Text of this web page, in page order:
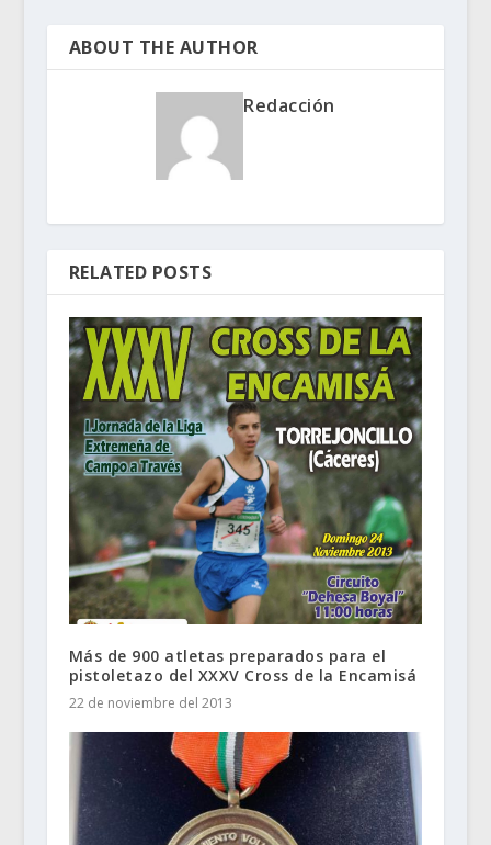
ABOUT THE AUTHOR
Redacción
RELATED POSTS
Más de 900 atletas preparados para el
pistoletazo del XXXV Cross de la Encamisá
22 de noviembre del 2013